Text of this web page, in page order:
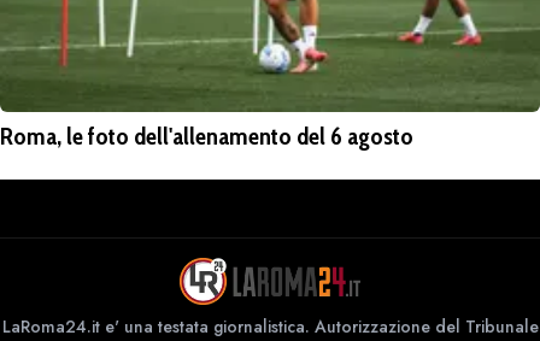
Roma, le foto dell'allenamento del 6 agosto
LaRoma24.it e' una testata giornalistica. Autorizzazione del Tribunale